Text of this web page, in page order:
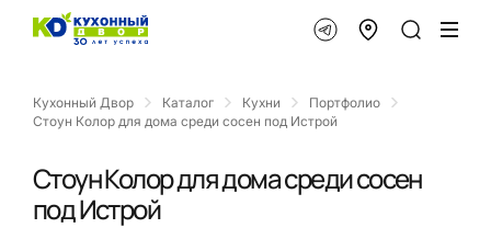
Кухонный Двор Каталог Кухни
Портфолио
Стоун Колор для дома среди сосен под Истрой
Стоун Колор для дома среди сосен
под Истрой